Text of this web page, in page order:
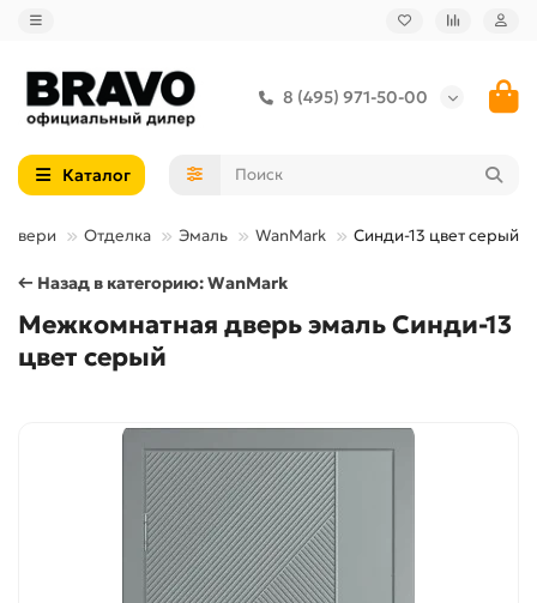
8 (495) 971-50-00
Каталог
двери Отделка Эмаль WanMark Синди-13 цвет серый
← Назад в категорию: WanMark
Межкомнатная дверь эмаль Синди-13
цвет серый